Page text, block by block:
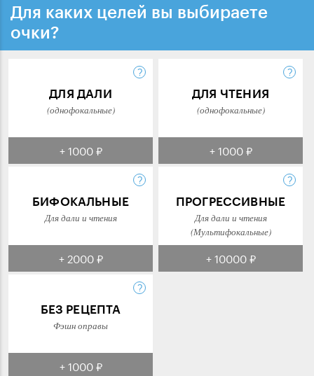
Для каких целей вы выбираете
очки?
ДЛЯ ДАЛИ
(однофокальные)
+ 1000 ₽
ДЛЯ ЧТЕНИЯ
(однофокальные)
+ 1000 ₽
БИФОКАЛЬНЫЕ
Для дали и чтения
+ 2000 ₽
ПРОГРЕССИВНЫЕ
Для дали и чтения
(Мультифокальные)
+ 10000 ₽
БЕЗ РЕЦЕПТА
Фэшн оправы
+ 1000 ₽